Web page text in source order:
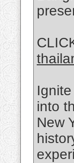
into
New